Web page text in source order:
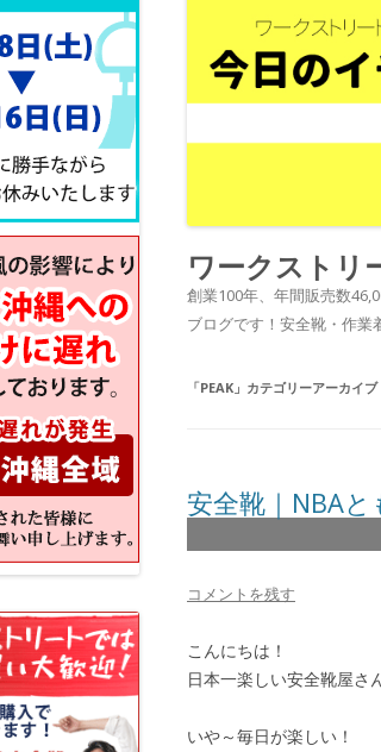
ワークストリ
創業100年、年間販売数
ブログです！安全靴・作業
「PEAK 」カテゴリーアーカイブ
安全靴｜NBA
コメントを残す
こんにちは！
日本一楽しい安全靴屋
いや～毎日が楽しい！